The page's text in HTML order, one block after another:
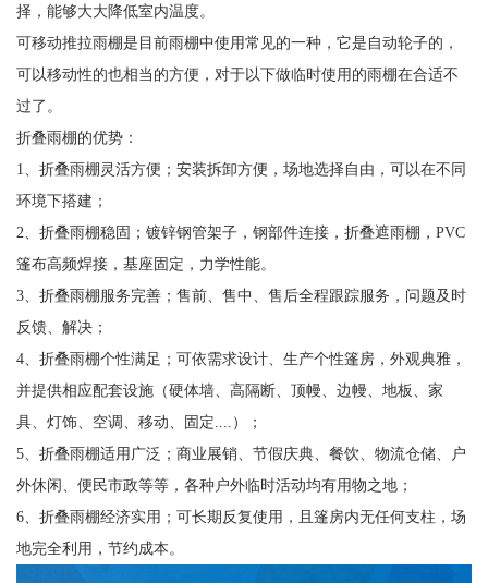
择，能够大大降低室内温度。
可移动推拉雨棚是目前雨棚中使用常见的一种，它是自动轮子的，
可以移动性的也相当的方便，对于以下做临时使用的雨棚在合适不
过了。
折叠雨棚的优势：
1、折叠雨棚灵活方便；安装拆卸方便，场地选择自由，可以在不同
环境下搭建；
2、折叠雨棚稳固；镀锌钢管架子，钢部件连接，折叠遮雨棚，PVC
篷布高频焊接，基座固定，力学性能。
3、折叠雨棚服务完善；售前、售中、售后全程跟踪服务，问题及时
反馈、解决；
4、折叠雨棚个性满足；可依需求设计、生产个性篷房，外观典雅，
并提供相应配套设施（硬体墙、高隔断、顶幔、边幔、地板、家
具、灯饰、空调、移动、固定....）；
5、折叠雨棚适用广泛；商业展销、节假庆典、餐饮、物流仓储、户
外休闲、便民市政等等，各种户外临时活动均有用物之地；
6、折叠雨棚经济实用；可长期反复使用，且篷房内无任何支柱，场
地完全利用，节约成本。